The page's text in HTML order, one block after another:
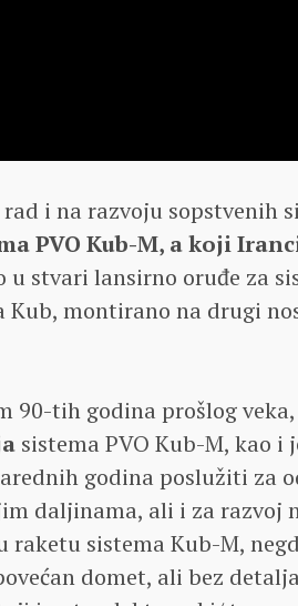
i na razvoju sopstvenih
PVO Kub-M, a koji
u stvari lansirno oruđe za
Kub, montirano na drugi
90-tih godina prošlog
sistema PVO Kub-M, kao i
godina poslužiti za
daljinama, ali i za razvoj
raketu sistema Kub-M,
domet, ali bez